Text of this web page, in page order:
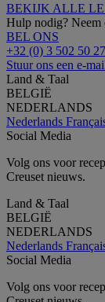
BEKIJK ALLE
Hulp nodig? Neem
BEL ONS
+32 (0) 3 502 50 27
Stuur ons een e-
Land & Taal
BELGIË
NEDERLANDS
Nederlands
Social Media
Volg ons voor
Creuset nieuws.
Land & Taal
BELGIË
NEDERLANDS
Nederlands
Social Media
Volg ons voor